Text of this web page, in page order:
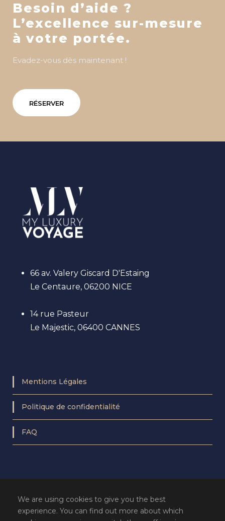
Besoin d’aide ?
L’excellence sur-mesure
à votre portée.
Evadez-vous dès maintenant !
RÉSERVER
66 av. Valery Giscard D'Estaing
Le Centaure, 06200 NICE
14 rue Pasteur
Le Majestic, 06400 CANNES
Mentions Légales
Politique de confidentialité
FAQ
We are using cookies to give you the best
experience. You can find out more about which